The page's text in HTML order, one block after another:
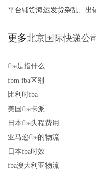
平台铺货海运发货杂乱、出
更多北京国际快递公
fba是指什么
fbm fba区别
比利时fba
美国fba卡派
日本fba头程费用
亚马逊fba的物流
日本fba时效
fba澳大利亚物流